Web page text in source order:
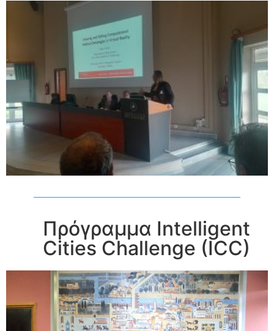
Πρόγραμμα Intelligent
Cities Challenge (ICC)